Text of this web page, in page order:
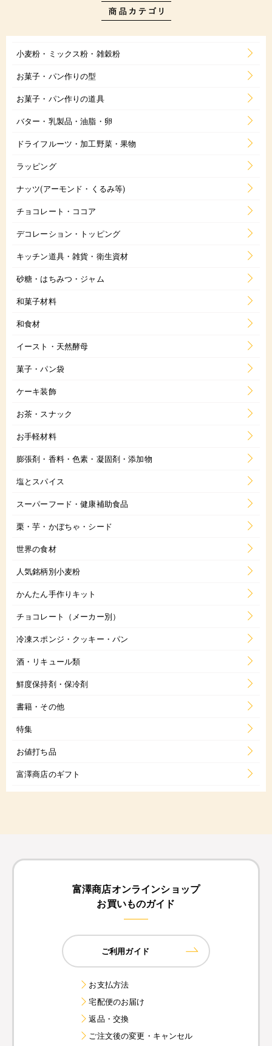
小麦粉・ミックス粉・雑穀粉
お菓子・パン作りの型
お菓子・パン作りの道具
バター・乳製品・油脂・卵
ドライフルーツ・加工野菜・果物
ラッピング
ナッツ(アーモンド・くるみ等)
チョコレート・ココア
デコレーション・トッピング
キッチン道具・雑貨・衛生資材
砂糖・はちみつ・ジャム
和菓子材料
和食材
イースト・天然酵母
菓子・パン袋
ケーキ装飾
お茶・スナック
お手軽材料
膨張剤・香料・色素・凝固剤・添加物
塩とスパイス
スーパーフード・健康補助食品
栗・芋・かぼちゃ・シード
世界の食材
人気銘柄別小麦粉
かんたん手作りキット
チョコレート（メーカー別）
冷凍スポンジ・クッキー・パン
酒・リキュール類
鮮度保持剤・保冷剤
書籍・その他
特集
お値打ち品
富澤商店のギフト
富澤商店オンラインショップ
お買いものガイド
ご利用ガイド
お支払方法
宅配便のお届け
返品・交換
ご注文後の変更・キャンセル